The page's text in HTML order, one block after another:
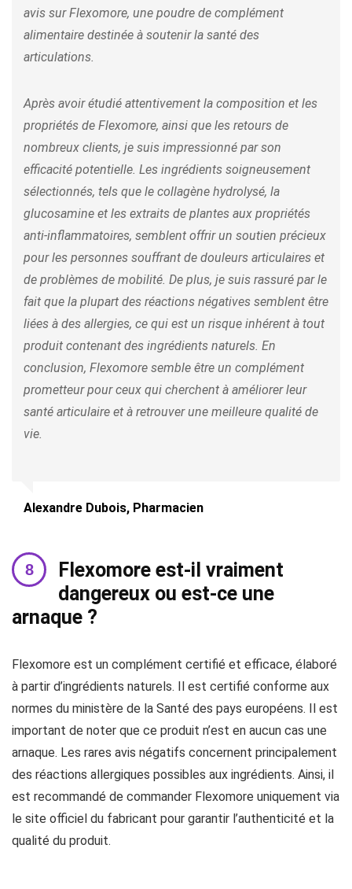
avis sur Flexomore, une poudre de complément
alimentaire destinée à soutenir la santé des
articulations.
Après avoir étudié attentivement la composition et les
propriétés de Flexomore, ainsi que les retours de
nombreux clients, je suis impressionné par son
efficacité potentielle. Les ingrédients soigneusement
sélectionnés, tels que le collagène hydrolysé, la
glucosamine et les extraits de plantes aux propriétés
anti-inflammatoires, semblent offrir un soutien précieux
pour les personnes souffrant de douleurs articulaires et
de problèmes de mobilité. De plus, je suis rassuré par le
fait que la plupart des réactions négatives semblent être
liées à des allergies, ce qui est un risque inhérent à tout
produit contenant des ingrédients naturels. En
conclusion, Flexomore semble être un complément
prometteur pour ceux qui cherchent à améliorer leur
santé articulaire et à retrouver une meilleure qualité de
vie.
Alexandre Dubois, Pharmacien
Flexomore est-il vraiment
dangereux ou est-ce une
arnaque ?
Flexomore est un complément certifié et efficace, élaboré
à partir d’ingrédients naturels. Il est certifié conforme aux
normes du ministère de la Santé des pays européens. Il est
important de noter que ce produit n’est en aucun cas une
arnaque. Les rares avis négatifs concernent principalement
des réactions allergiques possibles aux ingrédients. Ainsi, il
est recommandé de commander Flexomore uniquement via
le site officiel du fabricant pour garantir l’authenticité et la
qualité du produit.